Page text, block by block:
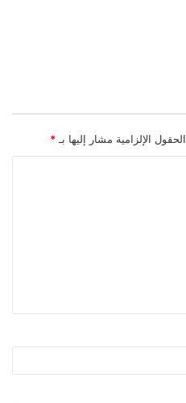
الحقول الإلزامية مشار إليها بـ *